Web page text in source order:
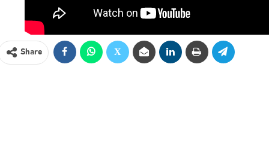
Share